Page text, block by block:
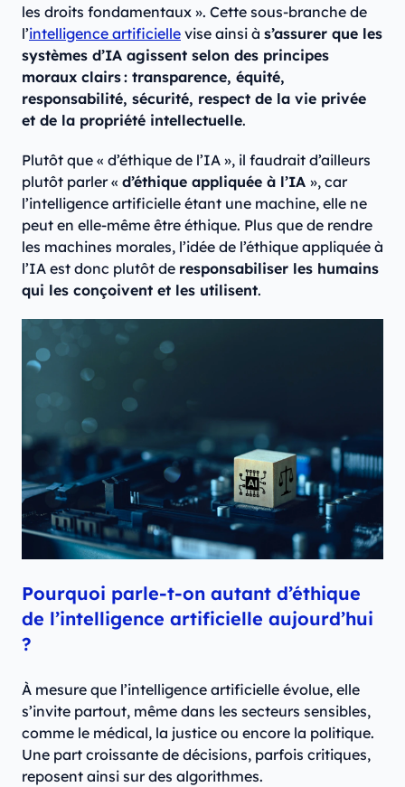
les droits fondamentaux ». Cette sous-branche de
l’intelligence artificielle vise ainsi à s’assurer que les
systèmes d’IA agissent selon des principes
moraux clairs : transparence, équité,
responsabilité, sécurité, respect de la vie privée
et de la propriété intellectuelle.
Plutôt que « d’éthique de l’IA », il faudrait d’ailleurs
plutôt parler « d’éthique appliquée à l’IA », car
l’intelligence artificielle étant une machine, elle ne
peut en elle-même être éthique. Plus que de rendre
les machines morales, l’idée de l’éthique appliquée à
l’IA est donc plutôt de responsabiliser les humains
qui les conçoivent et les utilisent.
Pourquoi parle-t-on autant d’éthique
de l’intelligence artificielle aujourd’hui
?
À mesure que l’intelligence artificielle évolue, elle
s’invite partout, même dans les secteurs sensibles,
comme le médical, la justice ou encore la politique.
Une part croissante de décisions, parfois critiques,
reposent ainsi sur des algorithmes.